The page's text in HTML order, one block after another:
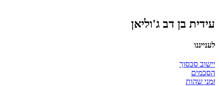
עידית בן דב ג'וליאן
לענייננו
יישוב סכסוך
הסכמים
זמני שהות